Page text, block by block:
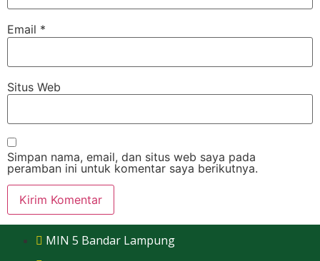
Email *
Situs Web
Simpan nama, email, dan situs web saya pada
peramban ini untuk komentar saya berikutnya.
MIN 5 Bandar Lampung